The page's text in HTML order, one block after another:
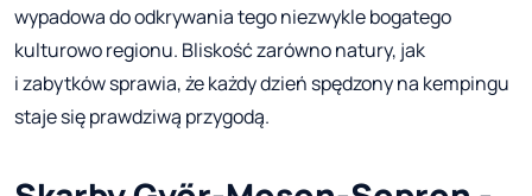
wypadowa do odkrywania tego niezwykle bogatego
kulturowo regionu. Bliskość zarówno natury, jak
i zabytków sprawia, że każdy dzień spędzony na kempingu
staje się prawdziwą przygodą.